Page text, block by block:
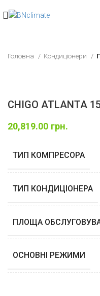
Головна Кондиціонери
CHIGO ATLANTA
20,819.00 грн.
ТИП КОМПРЕСОРА
ТИП КОНДИЦІОНЕРА
ПЛОЩА
ОСНОВНІ РЕЖИМИ